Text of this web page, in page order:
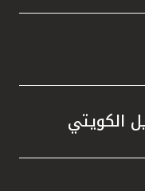
الكويتي